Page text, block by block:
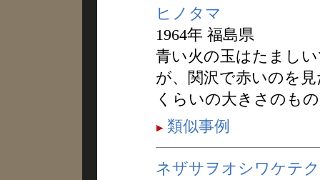
ヒノタマ
1964年 福島県
青い火の玉はたまし
が、関沢で赤いのを
くらいの大きさのも
類似事例
ネザサヲオシワケテ